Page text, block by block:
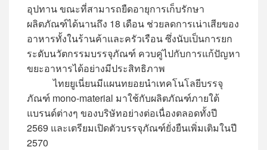
อุปทาน ขณะที่สามารถยืดอายุการเก็บรักษา
ผลิตภัณฑ์ได้นานถึง 18 เดือน ช่วยลดการเน่าเสียของ
อาหารทั้งในร้านค้าและครัวเรือน ซึ่งนับเป็นการยก
ระดับนวัตกรรมบรรจุภัณฑ์ ควบคู่ไปกับการแก้ปัญหา
ขยะอาหารได้อย่างมีประสิทธิภาพ
ไทยยูเนี่ยนมีแผนทยอยนำเทคโนโลยีบรรจุ
ภัณฑ์ mono-material มาใช้กับผลิตภัณฑ์ภายใต้
แบรนด์ต่างๆ ของบริษัทอย่างต่อเนื่องตลอดทั้งปี
2569 และเตรียมเปิดตัวบรรจุภัณฑ์ยั่งยืนเพิ่มเติมในปี
2570